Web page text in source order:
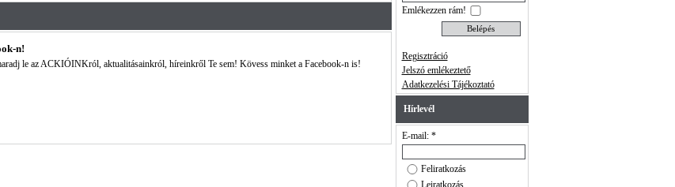
n!
le az ACKIÓINKról, aktualitásainkról, híreinkről Te sem! Kövess minket a Facebook-n is!
Emlékezzen rám!
Regisztráció
Jelszó emlékeztető
Adatkezelési Tájékoztató
Hírlevél
E-mail: *
Feliratkozás
Leiratkozás